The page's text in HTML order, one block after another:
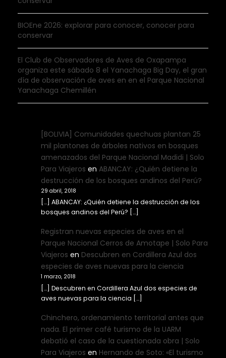
BIOEne 2026: explorar para conocer, conocer para
conservar
El Club de Observadores de Aves de Oxapampa
organiza este sábado 8 el Yanachaga Big Day, el gran
día de observación de aves en en el Parque Nacional
Yanachaga Chemillén
[BOLIVIA] Comunidades quechuas plantan 25
mil plantones de árboles nativos en bosques
amenazados del Parque Nacional Madidi | Solo
Para Viajeros en ABANCAY: ¿Quién detiene la
destrucción de los bosques andinos del Perú?
29 abril, 2018
[…] ABANCAY: ¿Quién detiene la destrucción de los
bosques andinos del Perú? […]
Registran nuevas especies de aves en el
Parque Nacional Cerros de Amotape | Solo Para
Viajeros en Descubren en Cordillera Azul dos
especies de aves nuevas para la ciencia
1 marzo, 2018
[…] Descubren en Cordillera Azul dos especies de
aves nuevas para la ciencia […]
Chinchero, ordenamiento territorial antes que
nada. El primer café turismo de la UARM
debatió el caso de la cuestionada obra | Solo
Para Viajeros en Hernando de Soto: «El turismo